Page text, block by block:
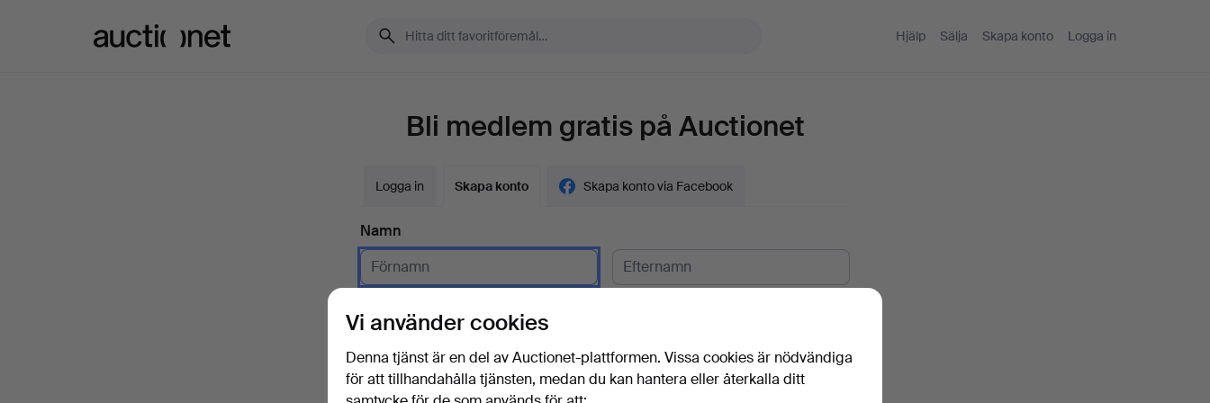
Hjälp Sälja Skapa konto Logga in
Bli medlem gratis på Auctionet
Logga in Skapa konto Skapa konto via Facebook
Namn
E-post
Vi använder cookies
Denna tjänst är en del av Auctionet-plattformen. Vissa cookies är nödvändiga
för att tillhandahålla tjänsten, medan du kan hantera eller återkalla ditt